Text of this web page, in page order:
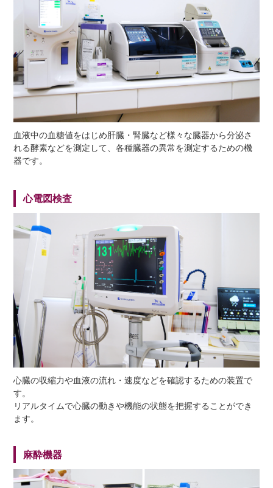
血液中の血糖値をはじめ肝臓・腎臓など様々な臓器から分泌さ
れる酵素などを測定して、各種臓器の異常を測定するための機
器です。
心電図検査
心臓の収縮力や血液の流れ・速度などを確認するための装置で
す。
リアルタイムで心臓の動きや機能の状態を把握することができ
ます。
麻酔機器